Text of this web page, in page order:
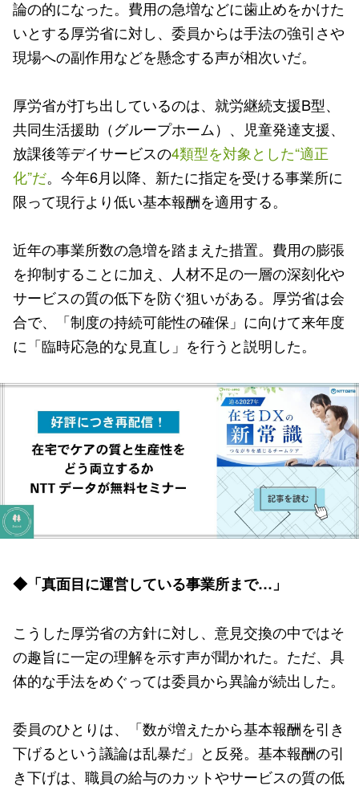
論の的になった。費用の急増などに歯止めをかけた
いとする厚労省に対し、委員からは手法の強引さや
現場への副作用などを懸念する声が相次いだ。
厚労省が打ち出しているのは、就労継続支援B型、
共同生活援助（グループホーム）、児童発達支援、
放課後等デイサービスの4類型を対象とした“適正
化”だ。今年6月以降、新たに指定を受ける事業所に
限って現行より低い基本報酬を適用する。
近年の事業所数の急増を踏まえた措置。費用の膨張
を抑制することに加え、人材不足の一層の深刻化や
サービスの質の低下を防ぐ狙いがある。厚労省は会
合で、「制度の持続可能性の確保」に向けて来年度
に「臨時応急的な見直し」を行うと説明した。
◆「真面目に運営している事業所まで…」
こうした厚労省の方針に対し、意見交換の中ではそ
の趣旨に一定の理解を示す声が聞かれた。ただ、具
体的な手法をめぐっては委員から異論が続出した。
委員のひとりは、「数が増えたから基本報酬を引き
下げるという議論は乱暴だ」と反発。基本報酬の引
き下げは、職員の給与のカットやサービスの質の低